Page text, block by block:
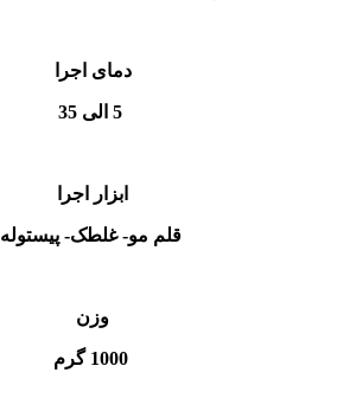
دمای اجرا
5 الی 35
ابزار اجرا
قلم مو- غلطک- پیستوله
وزن
1000 گرم